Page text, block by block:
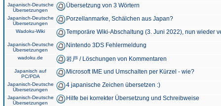
Japanisch-Deutsche
Übersetzungen
Übersetzung von 3 Wörtern
Japanisch-Deutsche
Übersetzungen
Porzellanmarke, Schälchen aus Japan?
Wadoku-Wiki Temporäre Wiki-Abschaltung (3. Juni 2022), nun wieder
Japanisch-Deutsche
Übersetzungen
Nintendo 3DS Fehlermeldung
wadoku.de 岩戸 / Löschungen von Kommentaren
Japanisch auf
PC/PDA
Microsoft IME und Umschalten per Kürzel - wie?
Japanisch-Deutsche
Übersetzungen
4 japanische Zeichen übersetzen :)
Japanisch-Deutsche
Übersetzungen
Hilfe bei korrekter Übersetzung und Schreibweise